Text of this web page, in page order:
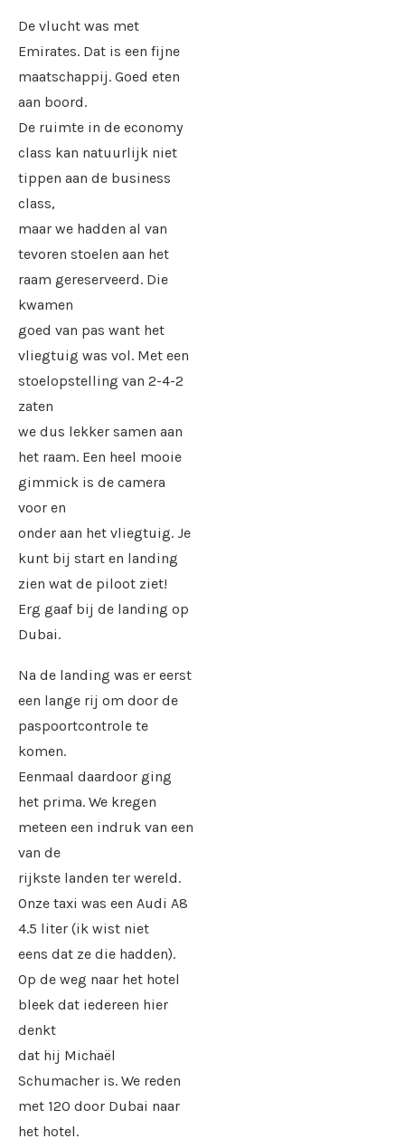
De vlucht was met
Emirates. Dat is een fijne
maatschappij. Goed eten
aan boord.
De ruimte in de economy
class kan natuurlijk niet
tippen aan de business
class,
maar we hadden al van
tevoren stoelen aan het
raam gereserveerd. Die
kwamen
goed van pas want het
vliegtuig was vol. Met een
stoelopstelling van 2-4-2
zaten
we dus lekker samen aan
het raam. Een heel mooie
gimmick is de camera
voor en
onder aan het vliegtuig. Je
kunt bij start en landing
zien wat de piloot ziet!
Erg gaaf bij de landing op
Dubai.
Na de landing was er eerst
een lange rij om door de
paspoortcontrole te
komen.
Eenmaal daardoor ging
het prima. We kregen
meteen een indruk van een
van de
rijkste landen ter wereld.
Onze taxi was een Audi A8
4.5 liter (ik wist niet
eens dat ze die hadden).
Op de weg naar het hotel
bleek dat iedereen hier
denkt
dat hij Michaël
Schumacher is. We reden
met 120 door Dubai naar
het hotel.